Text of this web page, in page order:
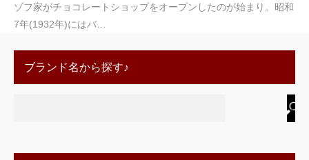
ゾフ家がチョコレートショップをオープンしたのが始まり。昭和
7年(1932年)にはバ…
ブランド名から探す♪